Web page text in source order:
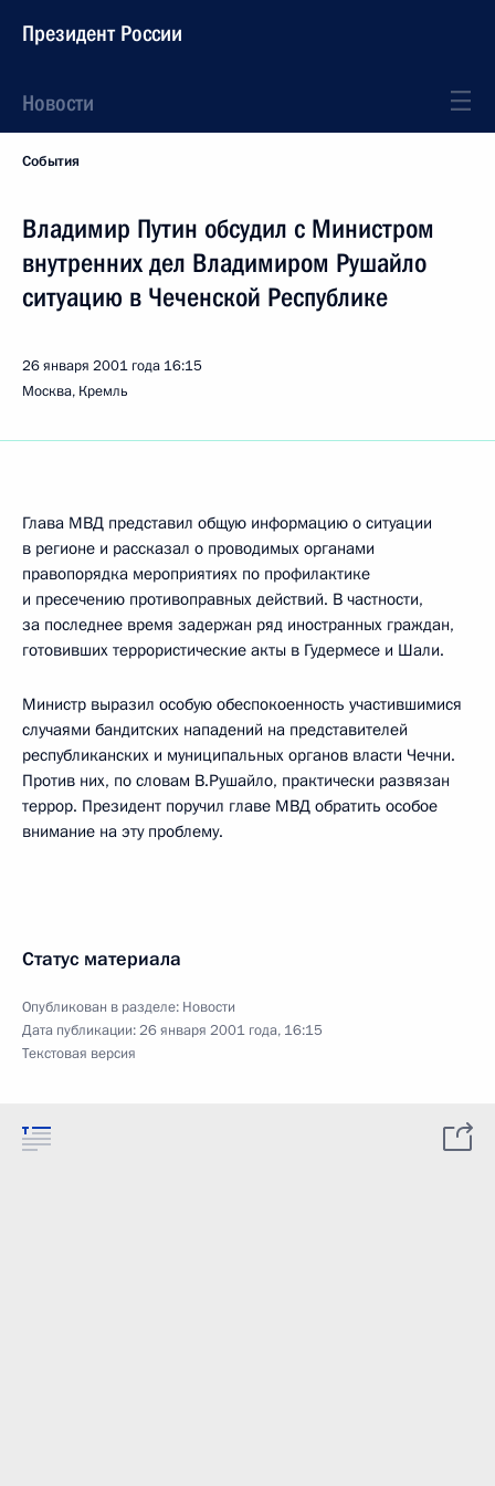
Президент России
Новости
События
Владимир Путин обсудил с Министром
внутренних дел Владимиром Рушайло
ситуацию в Чеченской Республике
26 января 2001 года 16:15
Москва, Кремль
Глава МВД представил общую информацию о ситуации
в регионе и рассказал о проводимых органами
правопорядка мероприятиях по профилактике
и пресечению противоправных действий. В частности,
за последнее время задержан ряд иностранных граждан,
готовивших террористические акты в Гудермесе и Шали.
Министр выразил особую обеспокоенность участившимися
случаями бандитских нападений на представителей
республиканских и муниципальных органов власти Чечни.
Против них, по словам В.Рушайло, практически развязан
террор. Президент поручил главе МВД обратить особое
внимание на эту проблему.
Статус материала
Опубликован в разделе: Новости
Дата публикации:26 января 2001 года, 16:15
Текстовая версия